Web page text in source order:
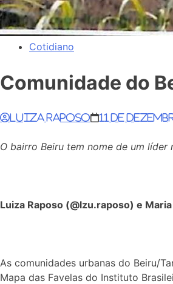
Cotidiano
Comunidade do
Luiza Raposo 11 de
O bairro Beiru tem nome de um
Luiza Raposo (@lzu.raposo) e
As comunidades urbanas do Beiru/
Mapa das Favelas do Instituto